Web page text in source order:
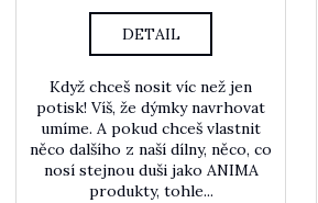
DETAIL
Když chceš nosit víc než jen
potisk! Víš, že dýmky navrhovat
umíme. A pokud chceš vlastnit
něco dalšího z naší dílny, něco, co
nosí stejnou duši jako ANIMA
produkty, tohle...